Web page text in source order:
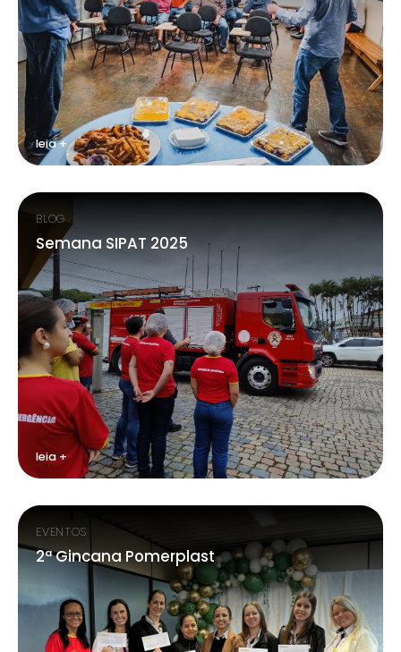
leia +
BLOG
Semana SIPAT 2025
leia +
EVENTOS
2ª Gincana Pomerplast